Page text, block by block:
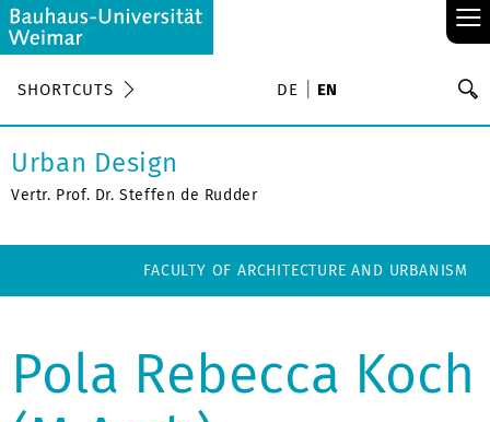
≡
SHORTCUTS DE EN
Urban Design
Vertr. Prof. Dr. Steffen de Rudder
FACULTY OF ARCHITECTURE AND URBANISM
Pola Rebecca Koch